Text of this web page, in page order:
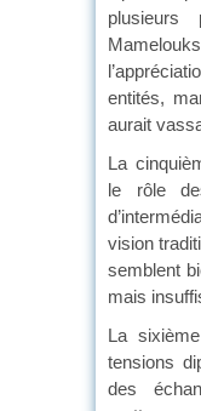
plusieurs
entités,
aurait
La
le rôle
vision
semblent
mais
La
tensions
des